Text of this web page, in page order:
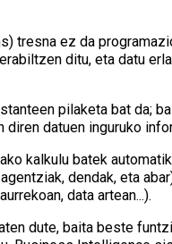
tresna ez da
ditu, eta datu
pilaketa bat da;
diren datuen inguruko
kalkulu batek
dendak, eta
data artean...).
dute, baita beste